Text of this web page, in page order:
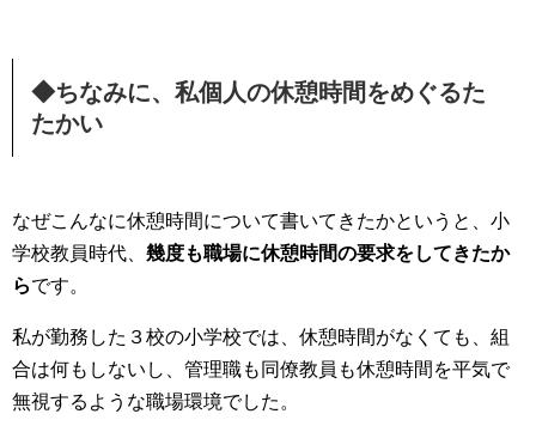
◆ちなみに、私個人の休憩時間をめぐるた
たかい
なぜこんなに休憩時間について書いてきたかというと、小
学校教員時代、 幾度も職場に休憩時間の要求をしてきたか
らです。
私が勤務した３校の小学校では、休憩時間がなくても、組
合は何もしないし、管理職も同僚教員も休憩時間を平気で
無視するような職場環境でした。